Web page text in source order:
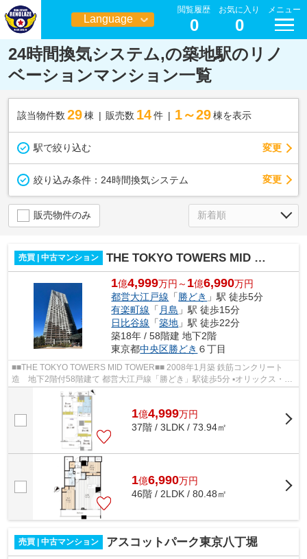
Language
日本語
閲覧履歴
0
お気に入り
0
メニュー
24時間換気システム,の築地駅のリノ
ベーションマンション一覧
該当物件数 29棟 販売数 14 件 1～29 棟を表示
駅で絞り込む 変更
絞り込み条件： 24時間換気システム 変更
販売物件のみ
売買 | 中古マンション THE TOKYO TOWERS MID TOWER
1億4,999万円～ 1億6,990万円
都営大江戸線 「 勝どき 」駅 徒歩5分
有楽町線 「 月島 」駅 徒歩15分
日比谷線 「築地 」駅 徒歩22分
築18年 / 58階建 地下2階
東京都中央区勝どき ６丁目
■■THE TOKYO TOWERS MID TOWER■■ 2008年1月築 鉄筋コンクリート
造 地下2階付58階建て 都営大江戸線「勝どき」駅徒歩5分 ▪オリックス・住
商・東急不動産旧分譲×前田建設・大成建...
1億4,999万円
37階 / 3LDK / 73.94㎡
1億6,990万円
46階 / 2LDK / 80.48㎡
売買 | 中古マンション アスコットパーク東京八丁堀